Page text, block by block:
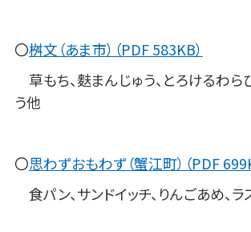
〇桝文（あま市）（PDF 583KB）
草もち、麩まんじゅう、とろけるわら
う他
〇思わずおもわず（蟹江町）（PDF
食パン、サンドイッチ、りんごあめ、ラ